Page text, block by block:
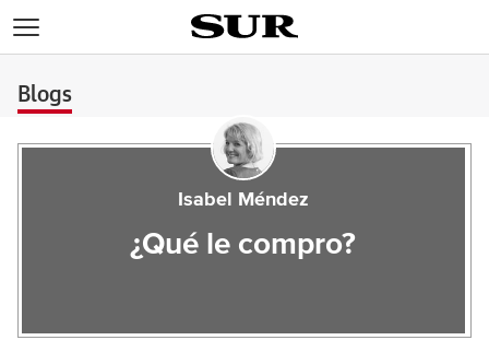
Blogs
Isabel Méndez
¿Qué le compro?